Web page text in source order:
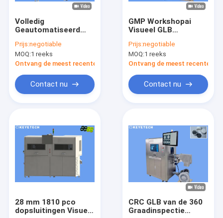
Volledig
Geautomatiseerd
Inspectiesysteem
van CCD voor de
Sluitingen van 1L
Prijs:negotiable
MOQ:1 reeks
Ontvang de meest recente Prijs
Contact nu
GMP Workshopai
Visueel GLB
voor Beschikbare
Document Kop
Prijs:negotiable
MOQ:1 reeks
Ontvang de meest recente
Contact nu
28 mm 1810 pco
dopsluitingen Visueel
CRC GLB van de 360
Graadinspectie